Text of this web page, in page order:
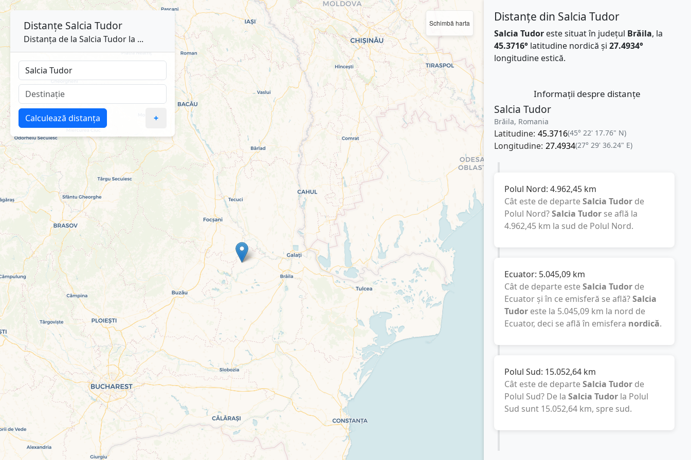
Schimbă harta Distanțe din Salcia Tudor
Salcia Tudoreste situat în județul Brăila, la
45.3716°latitudine nordică și 27.4934°
longitudine estică.
Informații despre distanțe
Salcia Tudor
Brăila, Romania
Latitudine: 45.3716(45° 22' 17.76" N)
Longitudine: 27.4934(27° 29' 36.24" E)
Polul Nord: 4.962,45 km
Cât este de departeSalcia Tudorde
Polul Nord?Salcia Tudorse află la
4.962,45 km la sud de Polul Nord.
Ecuator: 5.045,09 km
Cât de departe esteSalcia Tudorde
Ecuator și în ce emisferă se află?Salcia
Tudoreste la 5.045,09 km la nord de
Ecuator, deci se află în emisfera nordică.
Polul Sud: 15.052,64 km
Cât este de departeSalcia Tudorde
Polul Sud? De la Salcia Tudorla Polul
Sud sunt 15.052,64 km, spre sud.
Distanțe Salcia Tudor
Distanța de la Salcia Tudor la ...
Calculează distanța +